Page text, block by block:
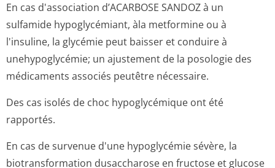
En cas d'association d’ACARBOSE SANDOZ à un
sulfamide hypoglycémiant, àla metformine ou à
l'insuline, la glycémie peut baisser et conduire à
unehypoglycémie; un ajustement de la posologie des
médicaments associés peutêtre nécessaire.
Des cas isolés de choc hypoglycémique ont été
rapportés.
En cas de survenue d'une hypoglycémie sévère, la
biotransformation dusaccharose en fructose et glucose